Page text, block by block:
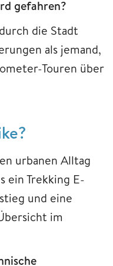
gefahren?
die Stadt
als jemand,
Touren über
urbanen Alltag
ein Trekking E-
und eine
im